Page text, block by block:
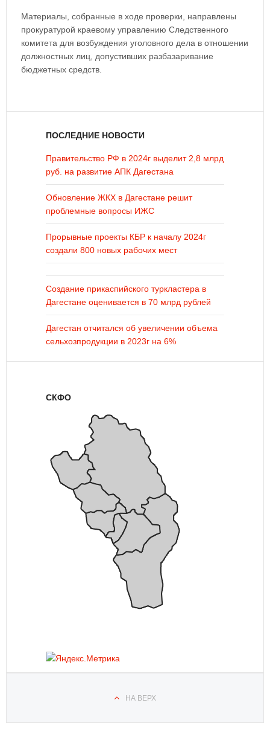
Материалы, собранные в ходе проверки, направлены
прокуратурой краевому управлению Следственного
комитета для возбуждения уголовного дела в отношении
должностных лиц, допустивших разбазаривание
бюджетных средств.
ПОСЛЕДНИЕ НОВОСТИ
Правительство РФ в 2024г выделит 2,8 млрд
руб. на развитие АПК Дагестана
Обновление ЖКХ в Дагестане решит
проблемные вопросы ИЖС
Прорывные проекты КБР к началу 2024г
создали 800 новых рабочих мест
Создание прикаспийского туркластера в
Дагестане оценивается в 70 млрд рублей
Дагестан отчитался об увеличении объема
сельхозпродукции в 2023г на 6%
СКФО
НА ВЕРХ